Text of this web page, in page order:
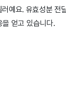
예요. 유효성분 전
얻고 있습니다.